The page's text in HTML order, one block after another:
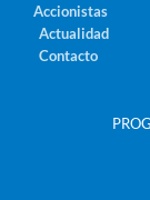
Accionistas
Actualidad
Contacto